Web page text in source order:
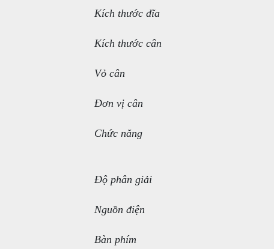
Kích thước đĩa
Kích thước cân
Vỏ cân
Đơn vị cân
Chức năng
Độ phân giải
Nguồn điện
Bàn phím